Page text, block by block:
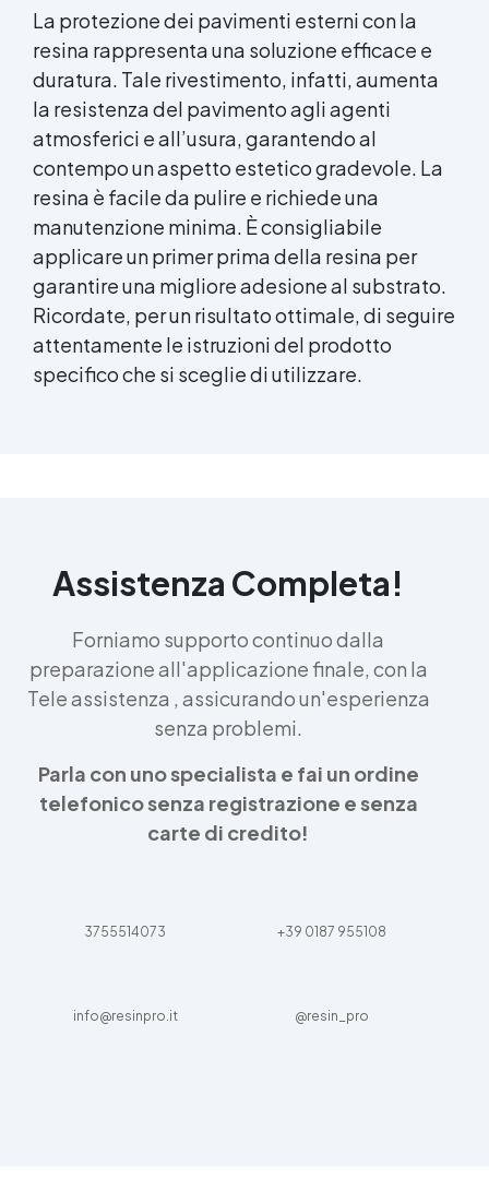
La protezione dei pavimenti esterni con la
resina rappresenta una soluzione efficace e
duratura. Tale rivestimento, infatti, aumenta
la resistenza del pavimento agli agenti
atmosferici e all’usura, garantendo al
contempo un aspetto estetico gradevole. La
resina è facile da pulire e richiede una
manutenzione minima. È consigliabile
applicare un primer prima della resina per
garantire una migliore adesione al substrato.
Ricordate, per un risultato ottimale, di seguire
attentamente le istruzioni del prodotto
specifico che si sceglie di utilizzare.
Assistenza Completa!
Forniamo supporto continuo dalla
preparazione all'applicazione finale, con la
Tele assistenza , assicurando un'esperienza
senza problemi.
Parla con uno specialista e fai un ordine
telefonico senza registrazione e senza
carte di credito!
3755514073 +39 0187 955108
info@resinpro.it @resin_pro